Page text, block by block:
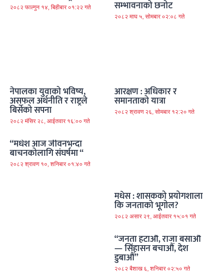
२०८२ फाल्गुन १४, बिहीबार ०१:२२ गते सम्भावनाको छनोट
२०८२ माघ ५, सोमबार ०२:०८ गते
नेपालका युवाको भविष्य,
असफल अर्थनीति र राष्ट्रले
बिर्सेको सपना
२०८२ मंसिर २८, आईतवार १६:०० गते
आरक्षण : अधिकार र
समानताको यात्रा
२०८२ श्रावण २६, सोमबार १२:२० गते
“मधेश आज जीवनभन्दा
बाचनकोलागि संघर्षमा “
२०८२ श्रावण १०, शनिबार ०१:४० गते
मधेस : शासकको प्रयोगशाला
कि जनताको भूगोल?
२०८२ असार २९, आईतवार १५:०१ गते
“जनता हटाऔं, राजा बसाऔं
— सिंहासन बचाऔं, देश
डुबाऔं”
२०८२ बैशाख ६, शनिबार ०२:५० गते